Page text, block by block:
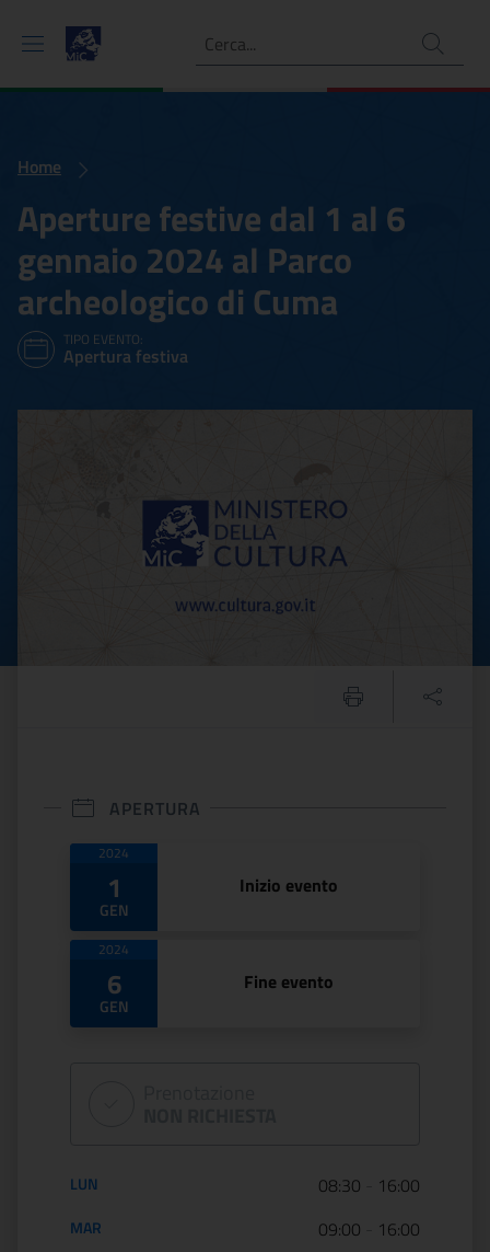
Ricerca
Home
Aperture festive dal 1 al 6
gennaio 2024 al Parco
archeologico di Cuma
TIPO EVENTO:
Apertura festiva
APERTURA
Date di apertura
2024
1
GEN
Inizio evento
2024
6
GEN
Fine evento
Orario di apertura:
LUN 08:30 16:00
MAR 09:00 16:00